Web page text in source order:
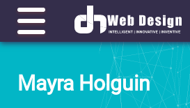
Mayra Holguin